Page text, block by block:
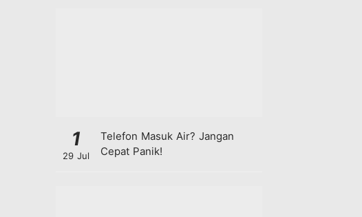
1
29 Jul
Telefon Masuk Air? Jangan
Cepat Panik!